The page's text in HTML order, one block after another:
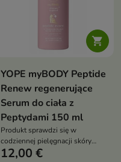

YOPE myBODY Peptide
Renew regenerujące
Serum do ciała z
Peptydami 150 ml
Produkt sprawdzi się w
codziennej pielęgnacji skóry
suchej i zmęczonej
12,00 €